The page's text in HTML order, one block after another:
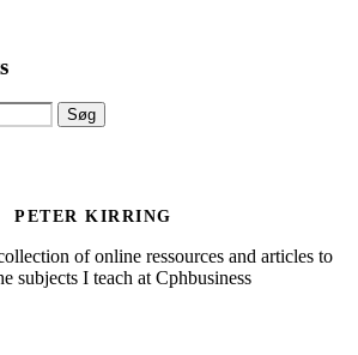
PETER KIRRING
of online ressources and articles to
subjects I teach at Cphbusiness